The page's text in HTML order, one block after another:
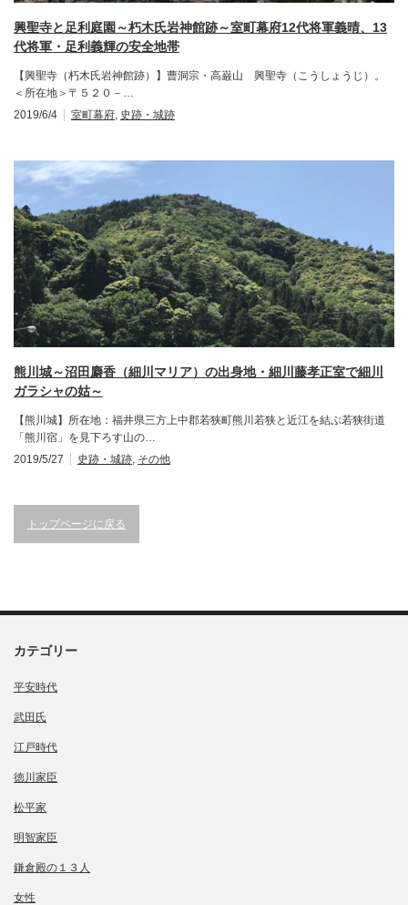
興聖寺と足利庭園～朽木氏岩神館跡～室町幕府12代将軍義晴、13
代将軍・足利義輝の安全地帯
【興聖寺（朽木氏岩神館跡）】曹洞宗・高巌山 興聖寺（こうしょうじ）。
＜所在地＞〒５２０－…
2019/6/4
室町幕府 史跡・城跡
熊川城～沼田麝香（細川マリア）の出身地・細川藤孝正室で細川
ガラシャの姑～
【熊川城】所在地：福井県三方上中郡若狭町熊川若狭と近江を結ぶ若狭街道
「熊川宿」を見下ろす山の…
2019/5/27
史跡・城跡, その他
トップページに戻る
カテゴリー
平安時代
武田氏
江戸時代
徳川家臣
松平家
明智家臣
鎌倉殿の１３人
女性